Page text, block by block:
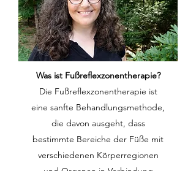
Was ist Fußreflexzonentherapie?
Die Fußreflexzonentherapie ist
eine sanfte Behandlungsmethode,
die davon ausgeht, dass
bestimmte Bereiche der Füße mit
verschiedenen Körperregionen